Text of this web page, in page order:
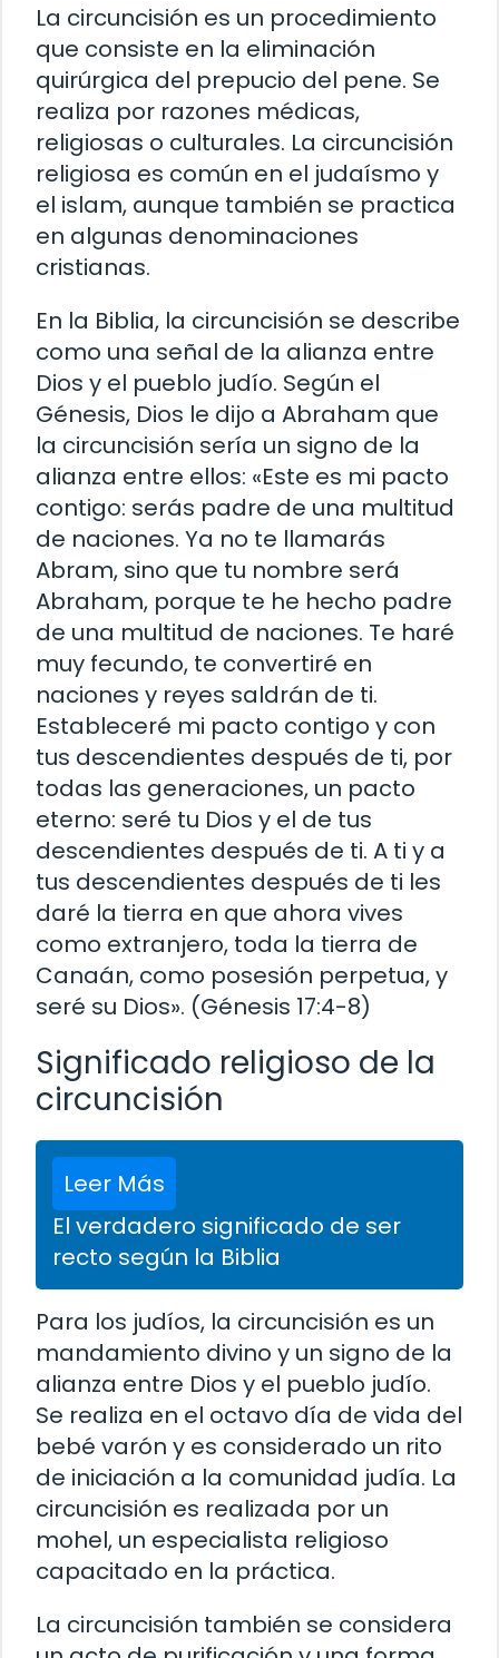
La circuncisión es un procedimiento
que consiste en la eliminación
quirúrgica del prepucio del pene. Se
realiza por razones médicas,
religiosas o culturales. La circuncisión
religiosa es común en el judaísmo y
el islam, aunque también se practica
en algunas denominaciones
cristianas.
En la Biblia, la circuncisión se describe
como una señal de la alianza entre
Dios y el pueblo judío. Según el
Génesis, Dios le dijo a Abraham que
la circuncisión sería un signo de la
alianza entre ellos: «Este es mi pacto
contigo: serás padre de una multitud
de naciones. Ya no te llamarás
Abram, sino que tu nombre será
Abraham, porque te he hecho padre
de una multitud de naciones. Te haré
muy fecundo, te convertiré en
naciones y reyes saldrán de ti.
Estableceré mi pacto contigo y con
tus descendientes después de ti, por
todas las generaciones, un pacto
eterno: seré tu Dios y el de tus
descendientes después de ti. A ti y a
tus descendientes después de ti les
daré la tierra en que ahora vives
como extranjero, toda la tierra de
Canaán, como posesión perpetua, y
seré su Dios». (Génesis 17:4-8)
Significado religioso de la
circuncisión
Leer Más
El verdadero significado de ser
recto según la Biblia
Para los judíos, la circuncisión es un
mandamiento divino y un signo de la
alianza entre Dios y el pueblo judío.
Se realiza en el octavo día de vida del
bebé varón y es considerado un rito
de iniciación a la comunidad judía. La
circuncisión es realizada por un
mohel, un especialista religioso
capacitado en la práctica.
La circuncisión también se considera